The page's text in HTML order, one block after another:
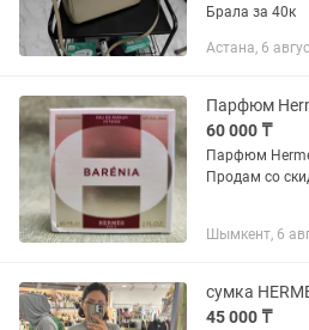
Брала за 40к
Астана, 6
60 000 ₸
Парфюм
Продам со
Шымкент, 6
сумка
45 000 ₸